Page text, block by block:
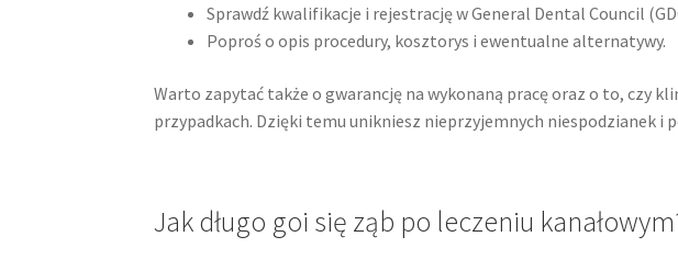
Sprawdź kwalifikacje i rejestrację w General Dental Council
Poproś o opis procedury, kosztorys i ewentualne alternatywy.
Warto zapytać także o gwarancję na wykonaną pracę oraz o to, czy
przypadkach. Dzięki temu unikniesz nieprzyjemnych niespodzianek i
Jak długo goi się ząb po leczeniu